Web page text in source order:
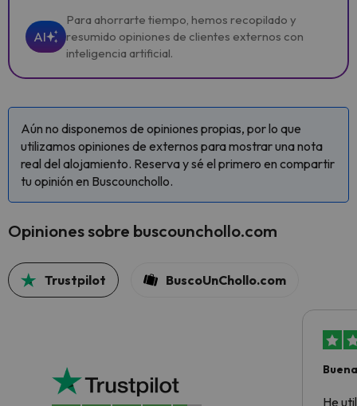
AI
Para ahorrarte tiempo, hemos recopilado y
resumido opiniones de clientes externos con
inteligencia artificial.
Aún no disponemos de opiniones propias, por lo que
utilizamos opiniones de externos para mostrar una nota
real del alojamiento. Reserva y sé el primero en compartir
tu opinión en Buscounchollo.
Opiniones sobre buscounchollo.com
Trustpilot BuscoUnChollo.com
He